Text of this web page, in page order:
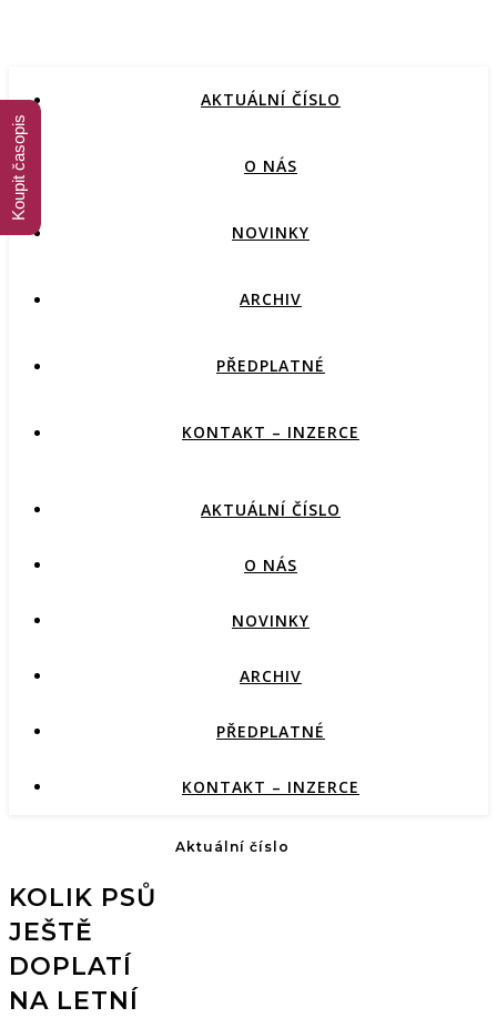
AKTUÁLNÍ ČÍSLO
O NÁS
NOVINKY
ARCHIV
PŘEDPLATNÉ
KONTAKT – INZERCE
AKTUÁLNÍ ČÍSLO
O NÁS
NOVINKY
ARCHIV
PŘEDPLATNÉ
KONTAKT – INZERCE
KOLIK PSŮ
JEŠTĚ
DOPLATÍ
NA LETNÍ
Aktuální číslo
Koupit časopis